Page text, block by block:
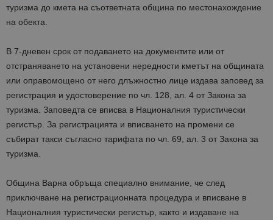
туризма до кмета на съответната община по местонахождение
на обекта.
В 7-дневен срок от подаването на документите или от
отстраняването на установени нередности кметът на общината
или оправомощено от него длъжностно лице издава заповед за
регистрация и удостоверение по чл. 128, ал. 4 от Закона за
туризма. Заповедта се вписва в Националния туристически
регистър. За регистрацията и вписването на промени се
събират такси съгласно тарифата по чл. 69, ал. 3 от Закона за
туризма.
Община Варна обръща специално внимание, че след
приключване на регистрационната процедура и вписване в
Националния туристически регистър, както и издаване на